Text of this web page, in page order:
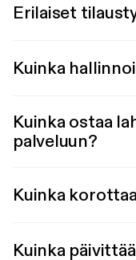
Erilaiset
Kuinka
Kuinka ostaa
palveluun?
Kuinka
Kuinka